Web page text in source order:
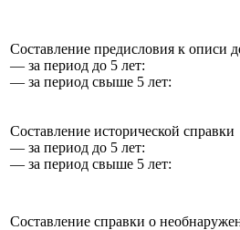
Составление предисловия к описи
— за период до 5 лет:
— за период свыше 5 лет:
Составление исторической справки
— за период до 5 лет:
— за период свыше 5 лет:
Составление справки о